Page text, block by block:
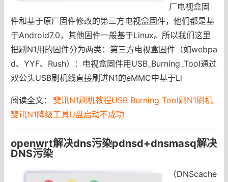
厂电视盒固
件和基于原厂固件修改的第三方电视盒固件，他们都是基
于Android7.0，其他固件一般基于Linux。所以我们这里
把刷N1用的固件分为两类：第三方电视盒固件（如webpa
d、YYF、Rush）：电视盒固件用USB_Burning_Tool通过
双公头USB刷机线直接刷进N1的eMMC中基于Li
阅读全文：
斐讯N1刷机教程USB Burning Tool刷N1刷机
斐讯N1降级工具U盘启动不成功
openwrt解决dns污染pdnsd+dnsmasq解决
DNS污染
（DNScache